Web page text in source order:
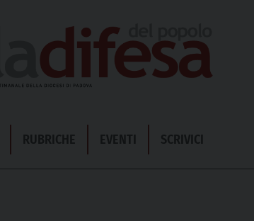
RUBRICHE EVENTI SCRIVICI